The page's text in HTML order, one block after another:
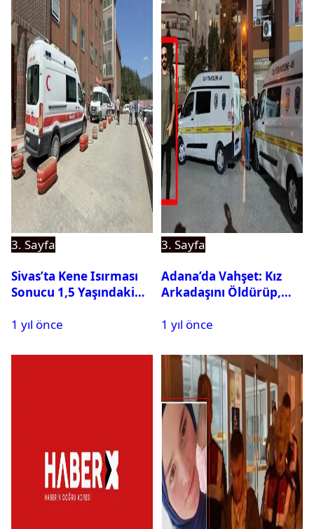
3. Sayfa
Sivas’ta Kene Isırması
Sonucu 1,5 Yaşındaki
Kaybetti
1 yıl önce
3. Sayfa
Adana’da Vahşet: Kız
Arkadaşını Öldürüp,
1 yıl önce